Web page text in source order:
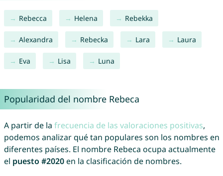
Rebecca Helena Rebekka
Alexandra Rebecka Lara Laura
Eva Lisa Luna
Popularidad del nombre Rebeca
A partir de la frecuencia de las valoraciones positivas,
podemos analizar qué tan populares son los nombres en
diferentes países. El nombre Rebeca ocupa actualmente
el puesto #2020en la clasificación de nombres.